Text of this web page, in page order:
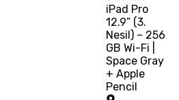
iPad Pro
12.9” (3.
Nesil) – 256
GB Wi-Fi |
Space Gray
+ Apple
Pencil